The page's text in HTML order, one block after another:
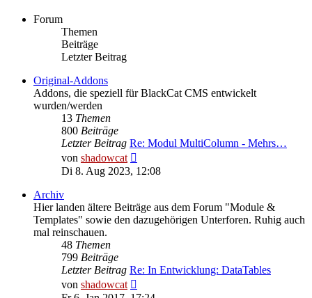
Forum
Themen
Beiträge
Letzter Beitrag
Original-Addons
Addons, die speziell für BlackCat CMS entwickelt
wurden/werden
13 Themen
800 Beiträge
Letzter Beitrag Re: Modul MultiColumn - Mehrs…
von shadowcat
Beitrag
Di 8. Aug 2023, 12:08
Archiv
Hier landen ältere Beiträge aus dem Forum "Module &
Templates" sowie den dazugehörigen Unterforen. Ruhig auch
mal reinschauen.
48 Themen
799 Beiträge
Letzter Beitrag Re: In Entwicklung: DataTables
von shadowcat
Beitrag